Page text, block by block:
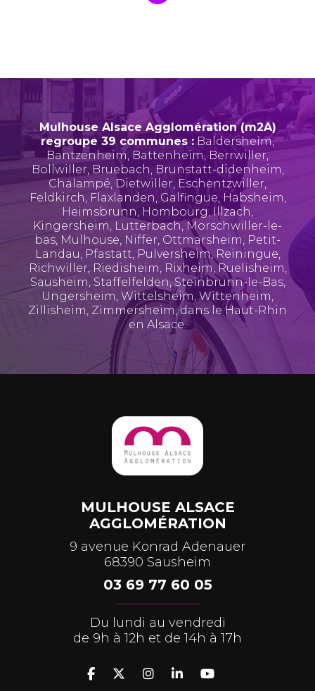
Mulhouse Alsace Agglomération (m2A)
regroupe 39 communes : Baldersheim,
Bantzenheim, Battenheim, Berrwiller,
Bollwiller, Bruebach,Brunstatt-didenheim,
Chalampé, Dietwiller, Eschentzwiller,
Feldkirch, Flaxlanden,Galfingue, Habsheim,
Heimsbrunn, Hombourg,Illzach,
Kingersheim, Lutterbach, Morschwiller-le-
bas, Mulhouse, Niffer, Ottmarsheim, Petit-
Landau, Pfastatt, Pulversheim, Reiningue,
Richwiller, Riedisheim, Rixheim,Ruelisheim,
Sausheim, Staffelfelden, Steinbrunn-le-Bas,
Ungersheim, Wittelsheim,Wittenheim,
Zillisheim, Zimmersheim, dans le Haut-Rhin
en Alsace.
MULHOUSE ALSACE
AGGLOMÉRATION
9 avenue Konrad Adenauer
68390 Sausheim
03 69 77 60 05
Du lundi au vendredi
de 9h à 12h et de 14h à 17h